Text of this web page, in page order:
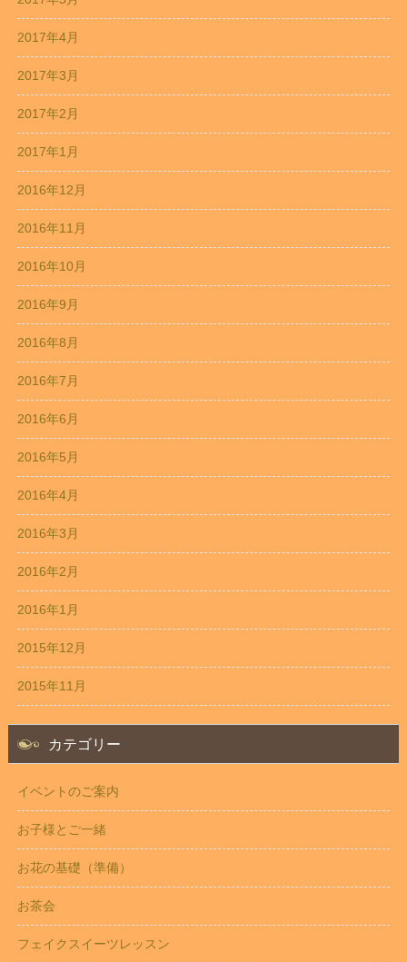
2017年4月
2017年3月
2017年2月
2017年1月
2016年12月
2016年11月
2016年10月
2016年9月
2016年8月
2016年7月
2016年6月
2016年5月
2016年4月
2016年3月
2016年2月
2016年1月
2015年12月
2015年11月
カテゴリー
イベントのご案内
お子様とご一緒
お花の基礎（準備）
お茶会
フェイクスイーツレッスン